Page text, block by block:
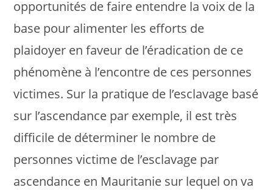
opportunités de faire entendre la voix de la
base pour alimenter les efforts de
plaidoyer en faveur de l’éradication de ce
phénomène à l’encontre de ces personnes
victimes. Sur la pratique de l’esclavage basé
sur l’ascendance par exemple, il est très
difficile de déterminer le nombre de
personnes victime de l’esclavage par
ascendance en Mauritanie sur lequel on va